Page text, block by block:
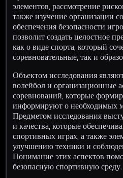
элементов, рассмотрение
также изучение организации
обеспечения безопасности
позволит создать целостное
как о виде спорта, который
соревновательные, так и
Объектом исследования
волейбол и организационные
соревнований, которые
информируют о необходимых
Предметом исследования
и качества, которые
спортивных играх, а также
улучшению техники и
Понимание этих аспектов
безопасную спортивную среду.